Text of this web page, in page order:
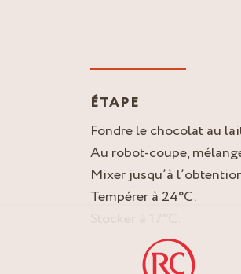
ÉTAPE
Fondre le chocolat au
Au robot-coupe,
Mixer jusqu’à
Tempérer à 24°C.